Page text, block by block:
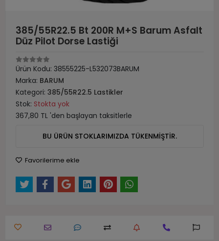
385/55R22.5 Bt 200R M+S Barum Asfalt
Düz Pilot Dorse Lastiği
Ürün Kodu: 38555225-L532073BARUM
Marka: BARUM
Kategori: 385/55R22.5 Lastikler
Stok: Stokta yok
367,80 TL 'den başlayan taksitlerle
BU ÜRÜN STOKLARIMIZDA TÜKENMİŞTİR.
Favorilerime ekle